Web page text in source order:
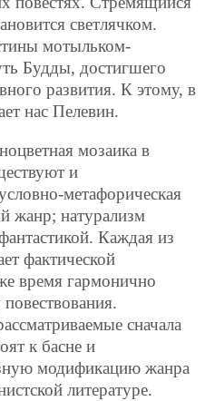
светлячком.
мотыльком-
Будды, достигшего
развития. К этому, в
нас Пелевин.
мозаика в
и
метафорическая
жанр; натурализм
Каждая из
фактической
время гармонично
сначала
к басне и
модификацию жанра
литературе.